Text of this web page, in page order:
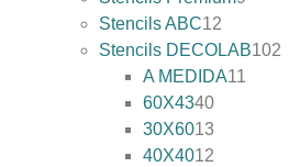
Stencils ABC12
Stencils DECOLAB102
A MEDIDA11
60X4340
30X6013
40X4012